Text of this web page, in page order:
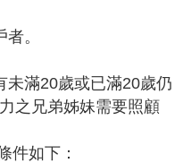
。
未滿20歲或已滿20歲仍
之兄弟姊妹需要照顧
件如下：